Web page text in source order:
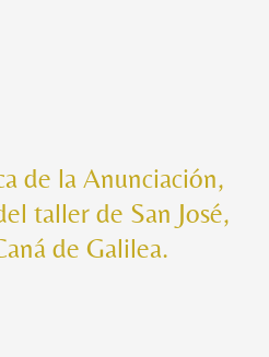
de la Anunciación,
taller de San José,
de Galilea.